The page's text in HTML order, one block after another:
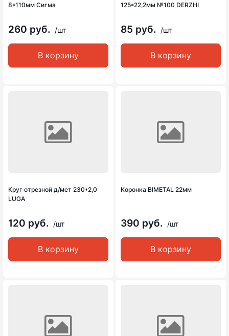
8*110мм Сигма
260 руб. /шт
В корзину
125*22,2мм №100 DERZHI
85 руб. /шт
В корзину
Круг отрезной д/мет 230*2,0
LUGA
120 руб. /шт
В корзину
Коронка BIMETAL 22мм
390 руб. /шт
В корзину